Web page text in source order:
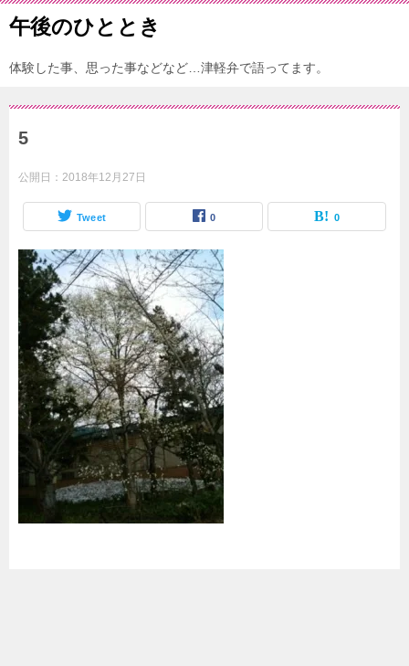
午後のひととき
体験した事、思った事などなど…津軽弁で語ってます。
5
公開日： 2018年12月27日
Tweet 0 0